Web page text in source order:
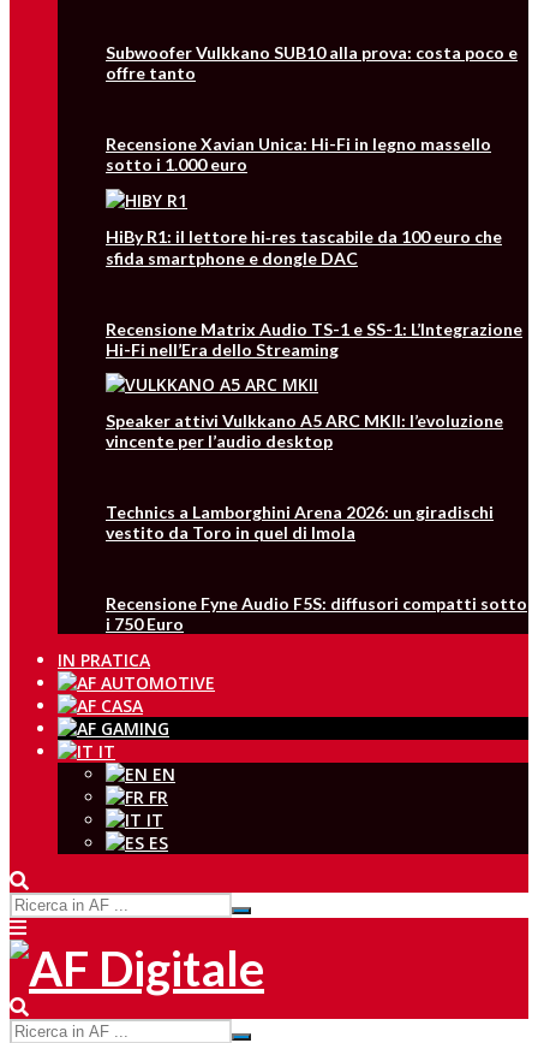
Subwoofer Vulkkano SUB10 alla prova: costa poco e
offre tanto
Recensione Xavian Unica: Hi-Fi in legno massello
sotto i 1.000 euro
HiBy R1: il lettore hi‑res tascabile da 100 euro che
sfida smartphone e dongle DAC
Recensione Matrix Audio TS-1 e SS-1: L’Integrazione
Hi-Fi nell’Era dello Streaming
Speaker attivi Vulkkano A5 ARC MKII: l’evoluzione
vincente per l’audio desktop
Technics a Lamborghini Arena 2026: un giradischi
vestito da Toro in quel di Imola
Recensione Fyne Audio F5S: diffusori compatti sotto
i 750 Euro
IN PRATICA
IT
EN
FR
IT
ES